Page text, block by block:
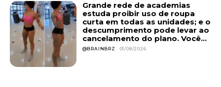
Grande rede de academias
estuda proibir uso de roupa
curta em todas as unidades; e o
descumprimento pode levar ao
cancelamento do plano. Você...
@BRAINBRZ 01/08/2026